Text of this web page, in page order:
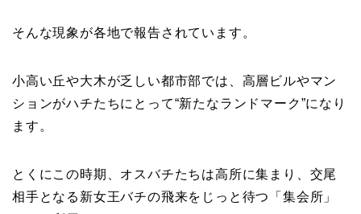
そんな現象が各地で報告されています。
小高い丘や大木が乏しい都市部では、高層ビルやマン
ションがハチたちにとって“新たなランドマーク”になり
ます。
とくにこの時期、オスバチたちは高所に集まり、交尾
相手となる新女王バチの飛来をじっと待つ「集会所」